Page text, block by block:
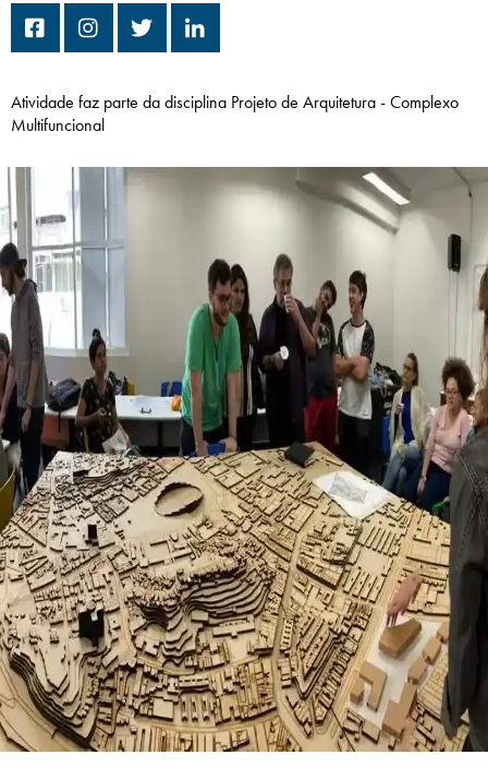
Campi/Unidades
Conclua sua Matrícula
INSCREVA-SE SOLICITE INFORMAÇÕES
ÁREA DO ALUNO
Atividade faz parte da disciplina Projeto de Arquitetura - Complexo
Multifuncional